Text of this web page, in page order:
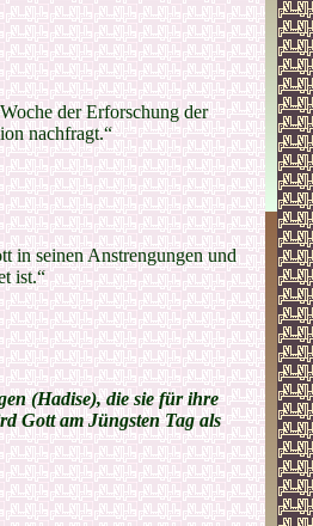
der Erforschung der
nachfragt.“
in seinen Anstrengungen und
ist.“
(Hadise), die sie für ihre
Gott am Jüngsten Tag als